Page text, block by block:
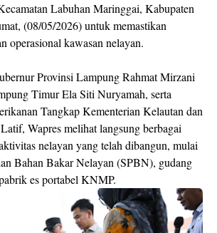
Labuhan Maringgai, Kabupaten
(08/05/2026) untuk memastikan
operasional kawasan nelayan.
Provinsi Lampung Rahmat Mirzani
Timur Ela Siti Nuryamah, serta
Tangkap Kementerian Kelautan dan
Wapres melihat langsung berbagai
nelayan yang telah dibangun, mulai
Bahan Bakar Nelayan (SPBN), gudang
es portabel KNMP.